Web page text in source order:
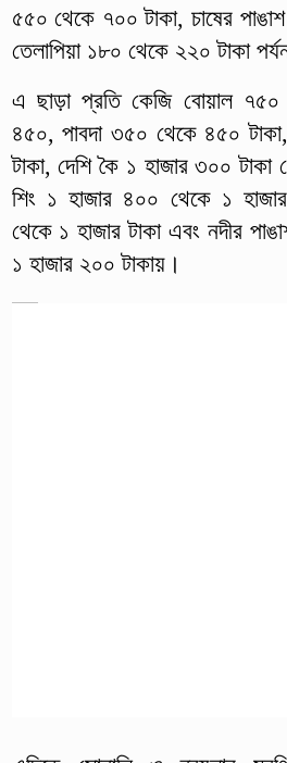
৫৫০ থেকে ৭০০ টাকা, চাষের
তেলাপিয়া ১৮০ থেকে ২২০ টাকা
এ ছাড়া প্রতি কেজি বোয়াল
৪৫০, পাবদা ৩৫০ থেকে ৪৫০
টাকা, দেশি কৈ ১ হাজার ৩০০ টাকা
শিং ১ হাজার ৪০০ থেকে ১
থেকে ১ হাজার টাকা এবং নদীর
১ হাজার ২০০ টাকায়।